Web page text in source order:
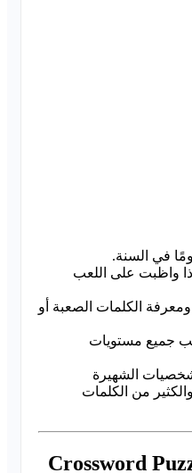
واظبت على اللعب
الكلمات الصعبة أو
جميع مستويات
الشهيرة
من الكلمات